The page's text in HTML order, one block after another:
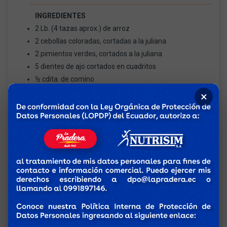
INGREDIENTES
2 Lb. (4 tazas aprox.) de arroz
2 cebollas coloradas, cortadas a la juliana
2 pimientos verdes, cortados a la juliana
5 dientes de ajo cortados en cuadritos
½ cdita. de comino
500g arvejas
6 cdas. De cilantro picadito
¼ Lb. (1/2 taza aprox.) de tocino en cuadritos
¼ Lb. (1/2 taza aprox.) de queso de crema cortado en
¼ cdita. de pimienta sal al gusto
3 Cdas. De aceite con achiote
PREPARACIÓN
×